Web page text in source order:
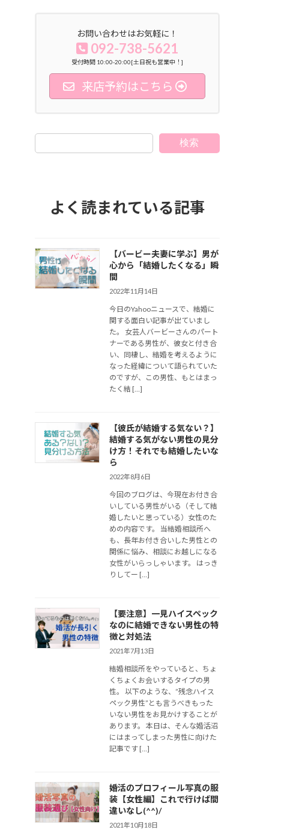
お問い合わせはお気軽に！
092-738-5621
受付時間 10:00-20:00[土日祝も営業中！]
来店予約はこちら
検索
よく読まれている記事
【バービー夫妻に学ぶ】男が
心から「結婚したくなる」瞬
間
2022年11月14日
今日のYahooニュースで、結婚に
関する面白い記事が出ていまし
た。 女芸人バービーさんのパート
ナーである男性が、彼女と付き合
い、同棲し、結婚を考えるように
なった経緯について語られていた
のですが、この男性、もとはまっ
たく結 […]
【彼氏が結婚する気ない？】
結婚する気がない男性の見分
け方！それでも結婚したいな
ら
2022年8月6日
今回のブログは、今現在お付き合
いしている男性がいる（そして結
婚したいと思っている）女性のた
めの内容です。 当結婚相談所へ
も、長年お付き合いした男性との
関係に悩み、相談にお越しになる
女性がいらっしゃいます。 はっき
りしてー […]
【要注意】一見ハイスペック
なのに結婚できない男性の特
徴と対処法
2021年7月13日
結婚相談所をやっていると、ちょ
くちょくお会いするタイプの男
性。 以下のような、”残念ハイス
ペック男性”とも言うべきもった
いない男性をお見かけすることが
あります。 本日は、そんな婚活沼
にはまってしまった男性に向けた
記事です […]
婚活のプロフィール写真の服
装【女性編】これで行けば間
違いなし(^^)/
2021年10月18日